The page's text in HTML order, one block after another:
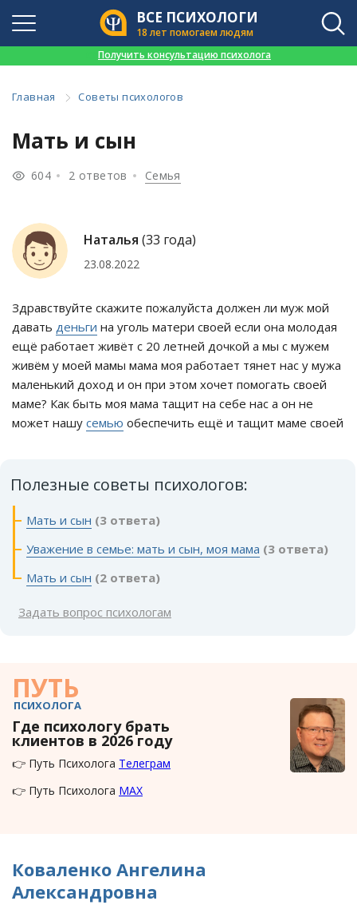
ВСЕ ПСИХОЛОГИ
18 лет помогаем людям
Получить консультацию психолога
Главная Советы психологов
Мать и сын
604 2 ответов Семья
Наталья (33 года)
23.08.2022
Здравствуйте скажите пожалуйста должен ли муж мой
давать деньги на уголь матери своей если она молодая
ещё работает живёт с 20 летней дочкой а мы с мужем
живём у моей мамы мама моя работает тянет нас у мужа
маленький доход и он при этом хочет помогать своей
маме? Как быть моя мама тащит на себе нас а он не
может нашу семью обеспечить ещё и тащит маме своей
Полезные советы психологов:
Мать и сын (3 ответа)
Уважение в семье: мать и сын, моя мама (3 ответа)
Мать и сын (2 ответа)
Задать вопрос психологам
ПУТЬ
ПСИХОЛОГА
Где психологу брать
клиентов в 2026 году
👉 Путь Психолога Телеграм
👉 Путь Психолога MAX
Коваленко Ангелина
Александровна